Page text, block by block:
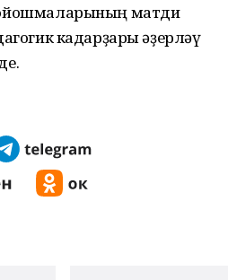
матди
кадарҙары әҙерләү